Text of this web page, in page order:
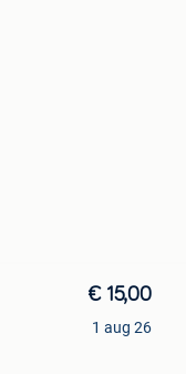
€ 15,00
1 aug 26